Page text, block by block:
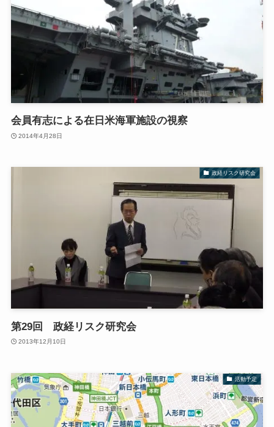
会員有志による在日米海軍施設の視察
2014年4月28日
政経リスク研究会
第29回 政経リスク研究会
2013年12月10日
活動予定